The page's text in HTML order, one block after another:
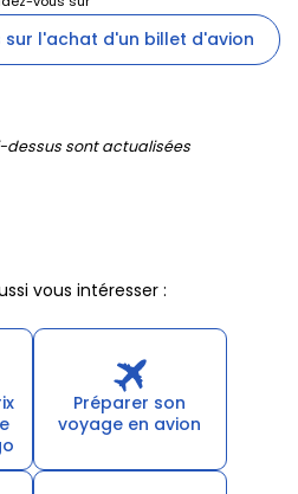
l'achat d'un billet d'avion
dessus sont actualisées
vous intéresser :
Préparer son
voyage en avion